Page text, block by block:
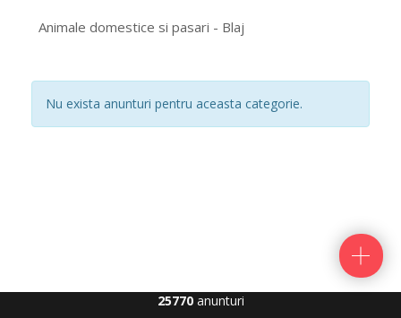
Animale domestice si pasari - Blaj
Nu exista anunturi pentru aceasta categorie.
25770anunturi